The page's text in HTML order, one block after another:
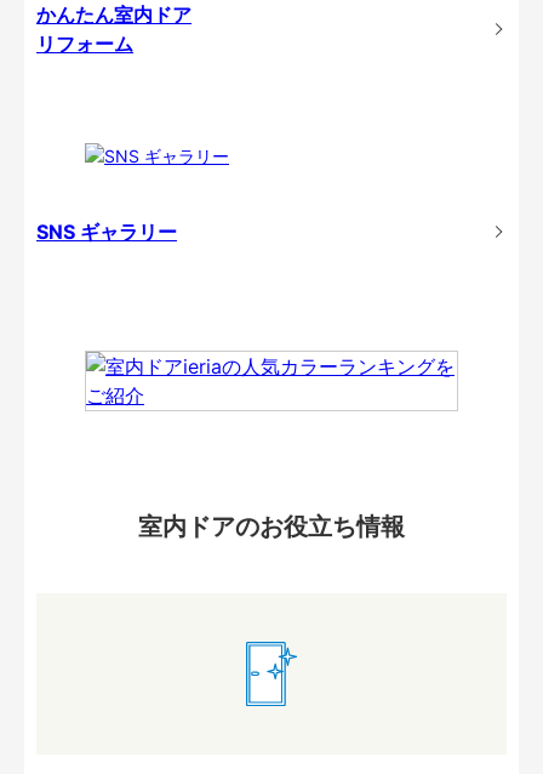
かんたん室内ドア
リフォーム
SNS ギャラリー
室内ドアのお役立ち情報